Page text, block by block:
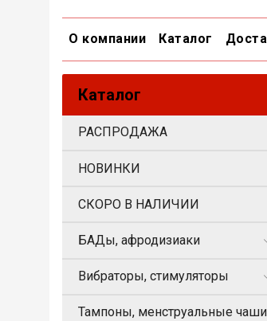
О компании Каталог
Каталог
РАСПРОДАЖА
НОВИНКИ
СКОРО В НАЛИЧИИ
БАДы, афродизиаки
Вибраторы, стимуляторы
Тампоны, менструальные чаши